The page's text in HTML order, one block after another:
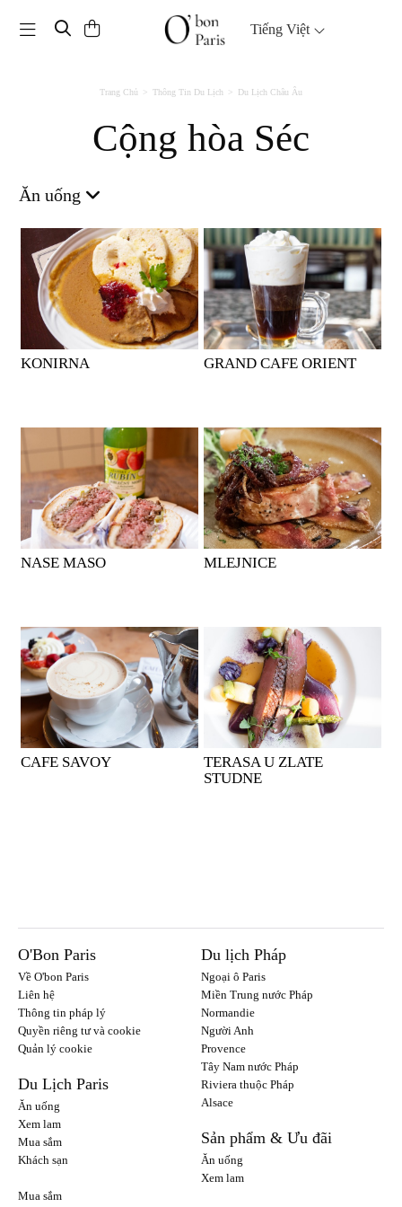
Toggle navigation Tiếng Việt
Trang Chủ Thông Tin Du Lịch Du Lịch Châu Âu
Cộng hòa Séc
Ăn uống
KONIRNA GRAND CAFE ORIENT
NASE MASO MLEJNICE
CAFE SAVOY
TERASA U ZLATE
STUDNE
O'Bon Paris
Về O'bon Paris
Liên hệ
Thông tin pháp lý
Quyền riêng tư và cookie
Quản lý cookie
Du Lịch Paris
Ăn uống
Xem lam
Mua sắm
Khách sạn
Du lịch Pháp
Ngoại ô Paris
Miền Trung nước Pháp
Normandie
Người Anh
Provence
Tây Nam nước Pháp
Riviera thuộc Pháp
Alsace
Sản phẩm & Ưu đãi
Ăn uống
Xem lam
Mua sắm